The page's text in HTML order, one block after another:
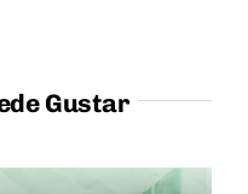
Gustar